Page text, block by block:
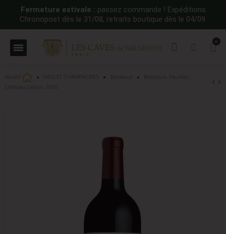
Fermeture estivale : passez commande ! Expéditions
Chronopost dès le 31/08, retraits boutique dès le 04/09.